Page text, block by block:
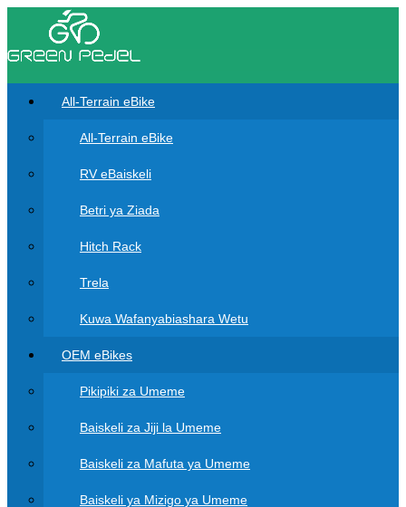
All-Terrain eBike
All-Terrain eBike
RV eBaiskeli
Betri ya Ziada
Hitch Rack
Trela
Kuwa Wafanyabiashara Wetu
OEM eBikes
Pikipiki za Umeme
Baiskeli za Jiji la Umeme
Baiskeli za Mafuta ya Umeme
Baiskeli ya Mizigo ya Umeme